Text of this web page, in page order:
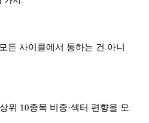
든 사이클에서 통하는 건 아니
위 10종목 비중·섹터 편향을 모